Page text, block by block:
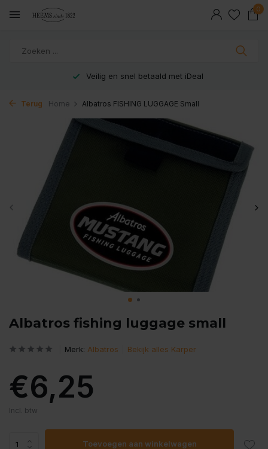
0
Veilig en snel betaald met iDeal
Terug Home Albatros FISHING LUGGAGE Small
Albatros fishing luggage small
Merk: Albatros Bekijk alles Karper
€6,25
Incl. btw
Toevoegen aan winkelwagen